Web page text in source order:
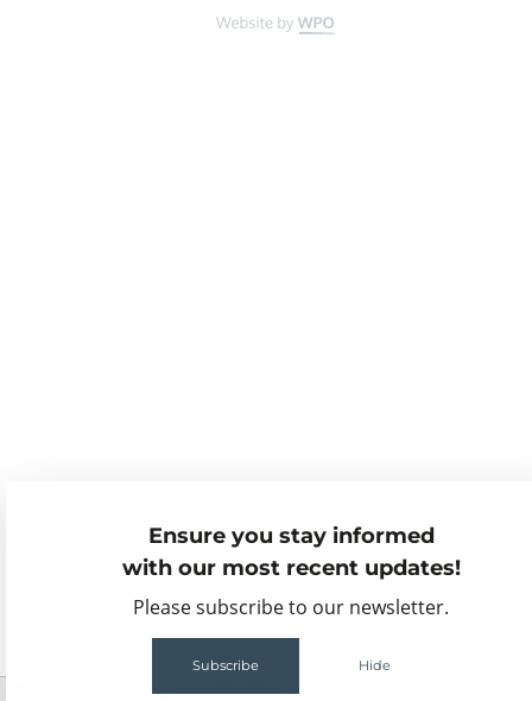
Ensure you stay informed
with our most recent updates!
Please subscribe to our newsletter.
Subscribe Hide
68